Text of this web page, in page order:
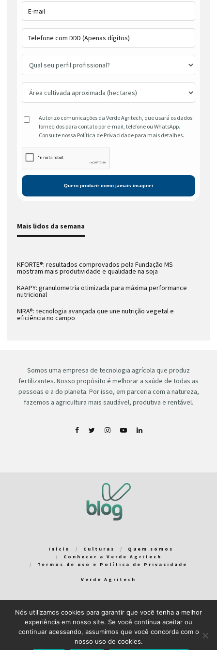
Autorizo comunicações da Verde Agritech, que usará os dados
fornecidos para contato por e-mail, telefone ou WhatsApp.
Consulte nossa Política de Privacidade para mais detalhes.
Mais lidos da semana
KFORTE®: resultados comprovados pela Fundação MS
mostram mais produtividade e qualidade na soja
KAAPY: granulometria otimizada para máxima performance
nutricional
NIRA®: tecnologia avançada que une nutrição vegetal e
eficiência no campo
Somos uma empresa de tecnologia agrícola que produz
fertilizantes. Nosso propósito é melhorar a saúde de todas as
pessoas e a do planeta. Por isso, em parceria com a natureza,
fazemos a agricultura mais saudável, produtiva e rentável.
Início Culturas
Quem somos
Conhecer a Verde Agritech
Termos de uso e Política de Privacidade
Verde Agritech
Bem-vindo ao Verde Blog! Para que a sua experiência em nosso
blog seja a melhor possível, utilizamos cookies. Você pode
aceitar ou gerenciar seus cookiesaqui.
Nós utilizamos cookies para garantir que você tenha a melhor
experiência em nosso site. Se você continua aceitar ou
continuar acessando, assumimos que você concorda com o
nosso uso de cookies.